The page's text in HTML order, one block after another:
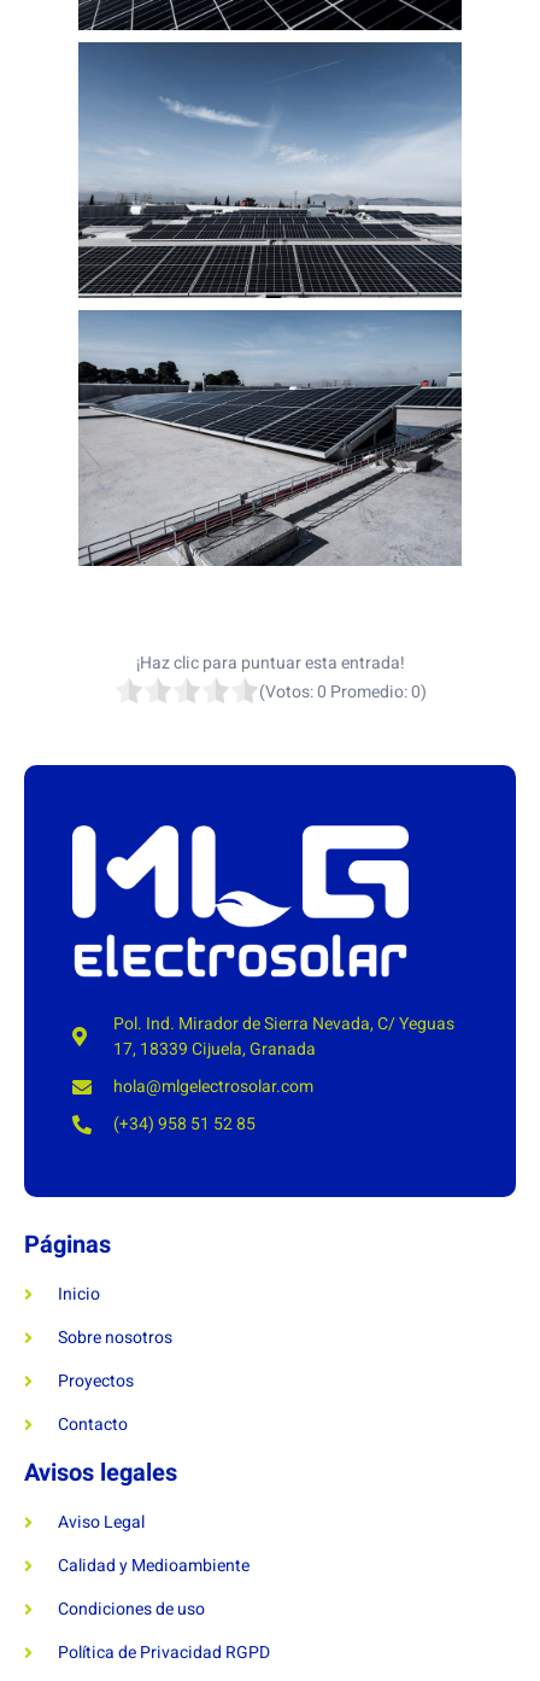
¡Haz clic para puntuar esta entrada!
(Votos:0 Promedio:0)
Pol. Ind. Mirador de Sierra Nevada, C/ Yeguas
17, 18339 Cijuela, Granada
hola@mlgelectrosolar.com
(+34) 958 51 52 85
Páginas
Inicio
Sobre nosotros
Proyectos
Contacto
Avisos legales
Aviso Legal
Calidad y Medioambiente
Condiciones de uso
Política de Privacidad RGPD